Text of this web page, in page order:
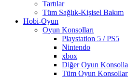
Tartılar
Tüm Sağlık-Kişisel Bakım
Hobi-Oyun
Oyun Konsolları
Playstation 5 / PS5
Nintendo
xbox
Diğer Oyun
Tüm Oyun